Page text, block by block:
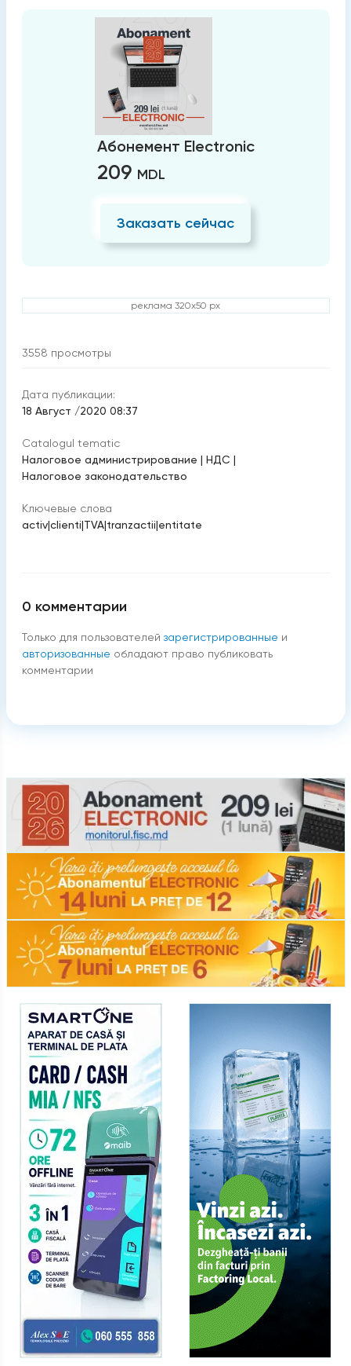
Абонемент Electronic
209 MDL
Заказать сейчас
реклама 320x50 px
3558 просмотры
Дата публикации:
18 Август /2020 08:37
Catalogul tematic
Налоговое администрирование | НДС |
Налоговое законодательство
Ключевые слова
activ|clienti|TVA|tranzactii|entitate
0 комментарии
Только для пользователей зарегистрированные и
авторизованные обладают право публиковать
комментарии